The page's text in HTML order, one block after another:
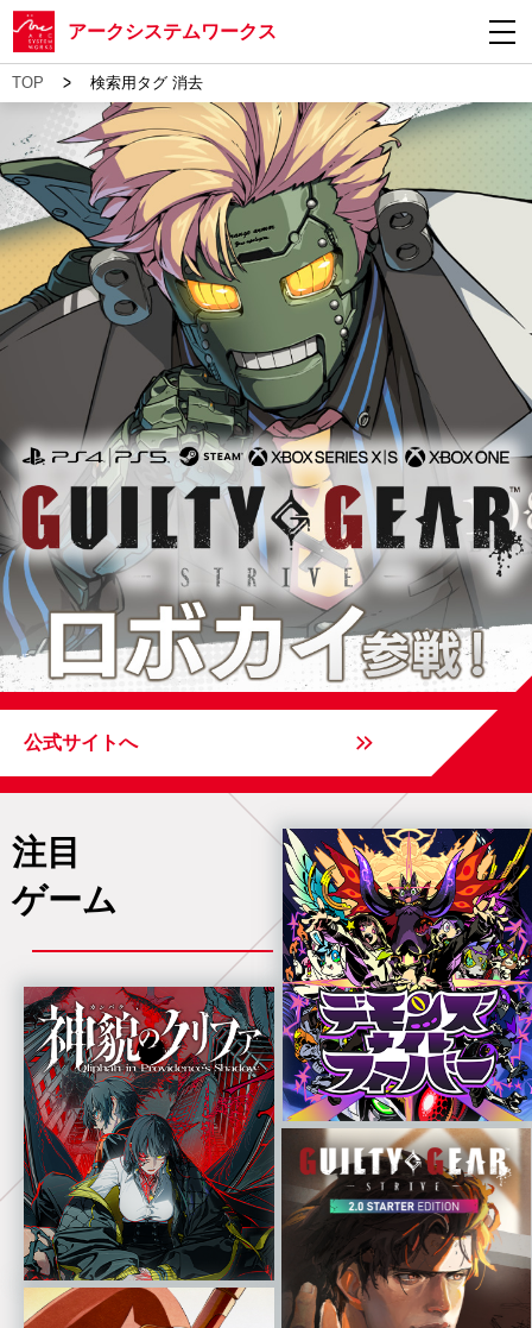
アークシステムワークス
TOP > 検索用タグ 消去
公式サイトへ
注目
ゲーム